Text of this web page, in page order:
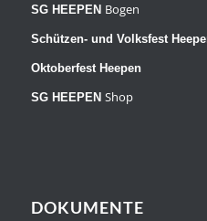
SG HEEPEN Bogen
Schützen- und Volksfest
Oktoberfest Heepen
SG HEEPEN Shop
DOKUMENTE